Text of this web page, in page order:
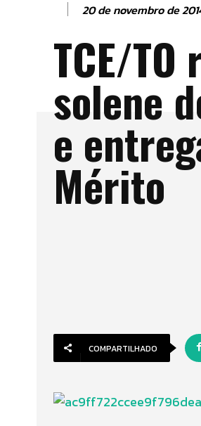
20 de novembro de
TCE/TO
solene
e
Mérito
COMPARTILHADO